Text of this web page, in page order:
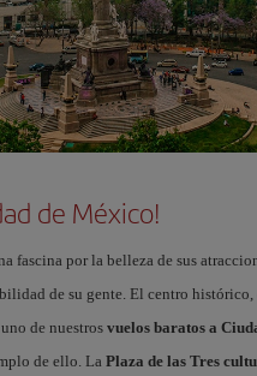
de México!
fascina por la belleza de sus
de su gente. El centro histórico,
de nuestros vuelos baratos a
de ello. LaPlaza de las Tres